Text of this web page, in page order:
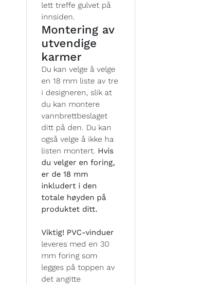
lett treffe gulvet på
innsiden.
Montering av
utvendige
karmer
Du kan velge å velge
en 18 mm liste av tre
i designeren, slik at
du kan montere
vannbrettbeslaget
ditt på den. Du kan
også velge å ikke ha
listen montert. Hvis
du velger en foring,
er de 18 mm
inkludert i den
totale høyden på
produktet ditt.
Viktig! PVC-vinduer
leveres med en 30
mm foring som
legges på toppen av
det angitte